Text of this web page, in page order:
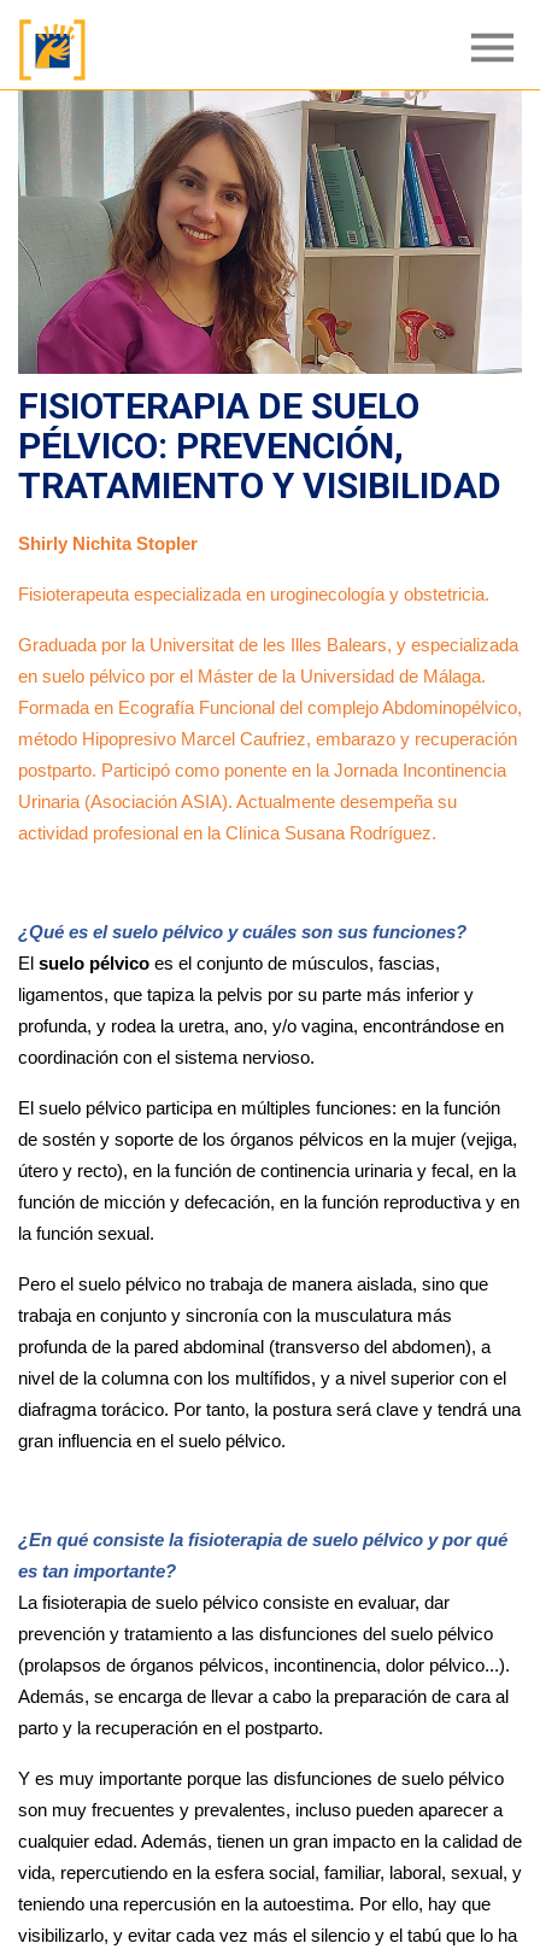
menu
FISIOTERAPIA DE SUELO
PÉLVICO: PREVENCIÓN,
TRATAMIENTO Y VISIBILIDAD
Shirly Nichita Stopler
Fisioterapeuta especializada en uroginecología y obstetricia.
Graduada por la Universitat de les Illes Balears, y especializada
en suelo pélvico por el Máster de la Universidad de Málaga.
Formada en Ecografía Funcional del complejo Abdominopélvico,
método Hipopresivo Marcel Caufriez, embarazo y recuperación
postparto. Participó como ponente en la Jornada Incontinencia
Urinaria (Asociación ASIA). Actualmente desempeña su
actividad profesional en la Clínica Susana Rodríguez.
¿Qué es el suelo pélvico y cuáles son sus funciones?
El suelo pélvico es el conjunto de músculos, fascias,
ligamentos, que tapiza la pelvis por su parte más inferior y
profunda, y rodea la uretra, ano, y/o vagina, encontrándose en
coordinación con el sistema nervioso.
El suelo pélvico participa en múltiples funciones: en la función
de sostén y soporte de los órganos pélvicos en la mujer (vejiga,
útero y recto), en la función de continencia urinaria y fecal, en la
función de micción y defecación, en la función reproductiva y en
la función sexual.
Pero el suelo pélvico no trabaja de manera aislada, sino que
trabaja en conjunto y sincronía con la musculatura más
profunda de la pared abdominal (transverso del abdomen), a
nivel de la columna con los multífidos, y a nivel superior con el
diafragma torácico. Por tanto, la postura será clave y tendrá una
gran influencia en el suelo pélvico.
¿En qué consiste la fisioterapia de suelo pélvico y por qué
es tan importante?
La fisioterapia de suelo pélvico consiste en evaluar, dar
prevención y tratamiento a las disfunciones del suelo pélvico
(prolapsos de órganos pélvicos, incontinencia, dolor pélvico...).
Además, se encarga de llevar a cabo la preparación de cara al
parto y la recuperación en el postparto.
Y es muy importante porque las disfunciones de suelo pélvico
son muy frecuentes y prevalentes, incluso pueden aparecer a
cualquier edad. Además, tienen un gran impacto en la calidad de
vida, repercutiendo en la esfera social, familiar, laboral, sexual, y
teniendo una repercusión en la autoestima. Por ello, hay que
visibilizarlo, y evitar cada vez más el silencio y el tabú que lo ha